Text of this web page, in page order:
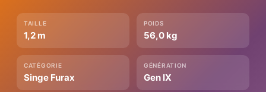
TAILLE
1,2 m
POIDS
56,0 kg
CATÉGORIE
Singe Furax
GÉNÉRATION
Gen IX